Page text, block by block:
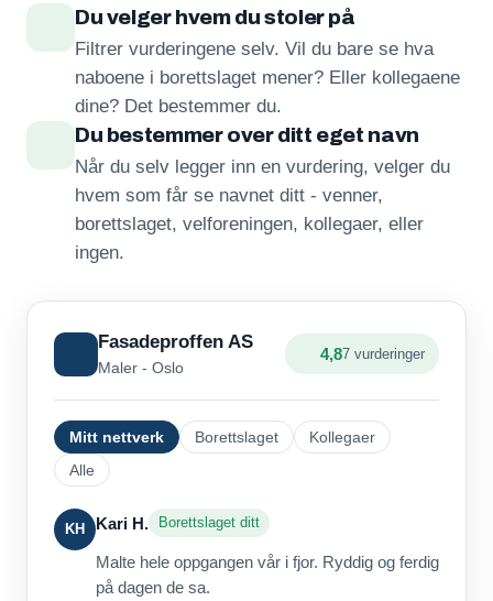
Du velger hvem du stoler på
Filtrer vurderingene selv. Vil du bare se hva
naboene i borettslaget mener? Eller kollegaene
dine? Det bestemmer du.
Du bestemmer over ditt eget navn
Når du selv legger inn en vurdering, velger du
hvem som får se navnet ditt - venner,
borettslaget, velforeningen, kollegaer, eller
ingen.
Fasadeproffen AS
Maler - Oslo
4,87 vurderinger
Mitt nettverk Borettslaget
Kollegaer
Alle
KH Kari H. Borettslaget ditt
Malte hele oppgangen vår i fjor. Ryddig og ferdig
på dagen de sa.